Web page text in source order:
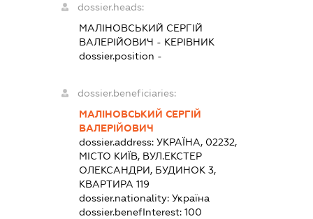
dossier.heads:
МАЛІНОВСЬКИЙ СЕРГІЙ
ВАЛЕРІЙОВИЧ - КЕРІВНИК
dossier.position -
dossier.beneficiaries:
МАЛІНОВСЬКИЙ СЕРГІЙ
ВАЛЕРІЙОВИЧ
dossier.address:УКРАЇНА, 02232,
МІСТО КИЇВ, ВУЛ.ЕКСТЕР
ОЛЕКСАНДРИ, БУДИНОК 3,
КВАРТИРА 119
dossier.nationality:Україна
dossier.benefInterest:100